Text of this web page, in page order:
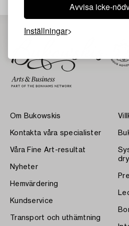
Avvisa icke-
Inställningar
Om Bukowskis
Kontakta våra specialister
Våra Fine Art-resultat
Nyheter
Hemvärdering
Kundservice
Transport och uthämtning